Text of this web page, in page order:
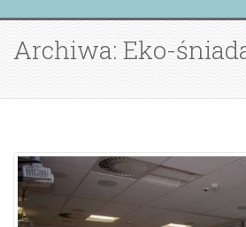
Archiwa: Eko-